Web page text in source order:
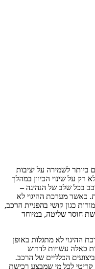
ביותר לשמירה על יציבות
רק על שינוי הכיוון במהלך
בכל שלב של הנהיגה –
כאשר מערכת ההיגוי לא
כגון קושי בהפניית הרכב,
חוסר שליטה, במיוחד
ההיגוי לא מתגלות באופן
כאלה עשויות לדרוש
הכלליים של הרכב.
לכל מי שמבצע רכישת